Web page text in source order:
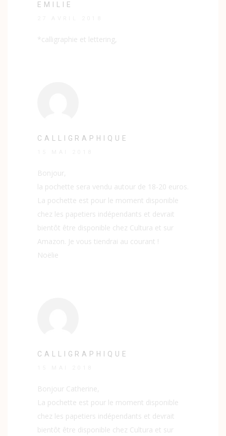
EMILIE
*calligraphie et lettering,
CALLIGRAPHIQUE
Bonjour,
la pochette sera vendu autour de 18-20 euros.
La pochette est pour le moment disponible
chez les papetiers indépendants et devrait
bientôt être disponible chez Cultura et sur
Amazon. Je vous tiendrai au courant !
Noëlie
CALLIGRAPHIQUE
Bonjour Catherine,
La pochette est pour le moment disponible
chez les papetiers indépendants et devrait
bientôt être disponible chez Cultura et sur